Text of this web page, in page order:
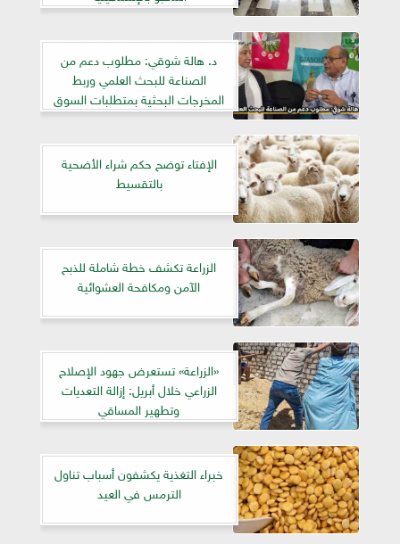
د. هالة شوقي: مطلوب دعم من
الصناعة للبحث العلمي وربط
المخرجات البحثية بمتطلبات السوق
الإفتاء توضح حكم شراء الأضحية
بالتقسيط
الزراعة تكشف خطة شاملة للذبح
الآمن ومكافحة العشوائية
«الزراعة» تستعرض جهود الإصلاح
الزراعي خلال أبريل: إزالة التعديات
وتطهير المساقي
خبراء التغذية يكشفون أسباب تناول
الترمس في العيد